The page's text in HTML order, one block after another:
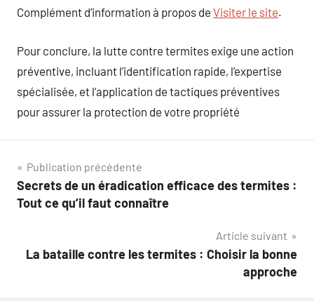
Complément d’information à propos de Visiter le site.
Pour conclure, la lutte contre termites exige une action
préventive, incluant l’identification rapide, l’expertise
spécialisée, et l’application de tactiques préventives
pour assurer la protection de votre propriété
Navigation
de
Publication précédente
Secrets de un éradication efficace des termites :
Tout ce qu’il faut connaître
Article suivant
La bataille contre les termites : Choisir la bonne
approche